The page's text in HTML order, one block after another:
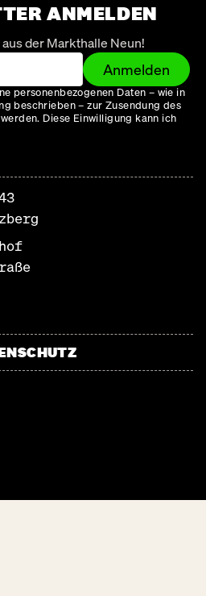
ANMELDEN
der Markthalle Neun!
Anmelden
personenbezogenen Daten – wie in
beschrieben – zur Zusendung des
Diese Einwilligung kann ich